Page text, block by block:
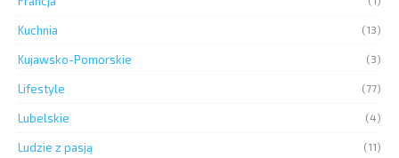
Kuchnia (13)
Kujawsko-Pomorskie (3)
Lifestyle (77)
Lubelskie (4)
Ludzie z pasją (11)